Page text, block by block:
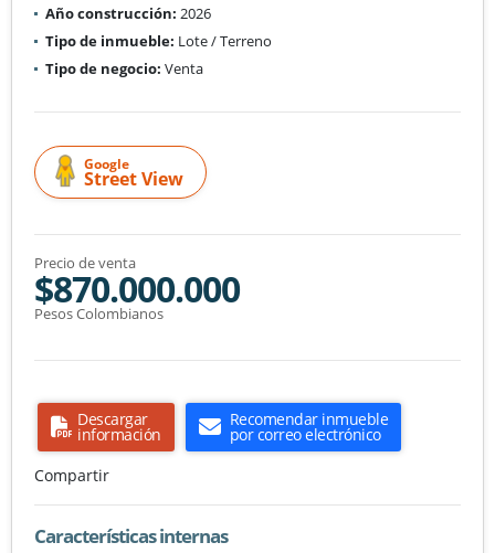
Año construcción: 2026
Tipo de inmueble: Lote / Terreno
Tipo de negocio: Venta
Google
Street View
Precio de venta
$870.000.000
Pesos Colombianos
Descargar
información
Recomendar inmueble
por correo electrónico
Compartir
Características internas